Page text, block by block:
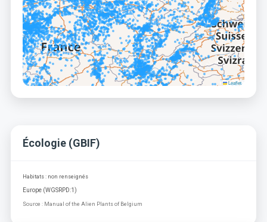
Leaflet
Écologie (GBIF)
Habitats : non renseignés
Europe (WGSRPD:1)
Source : Manual of the Alien Plants of Belgium